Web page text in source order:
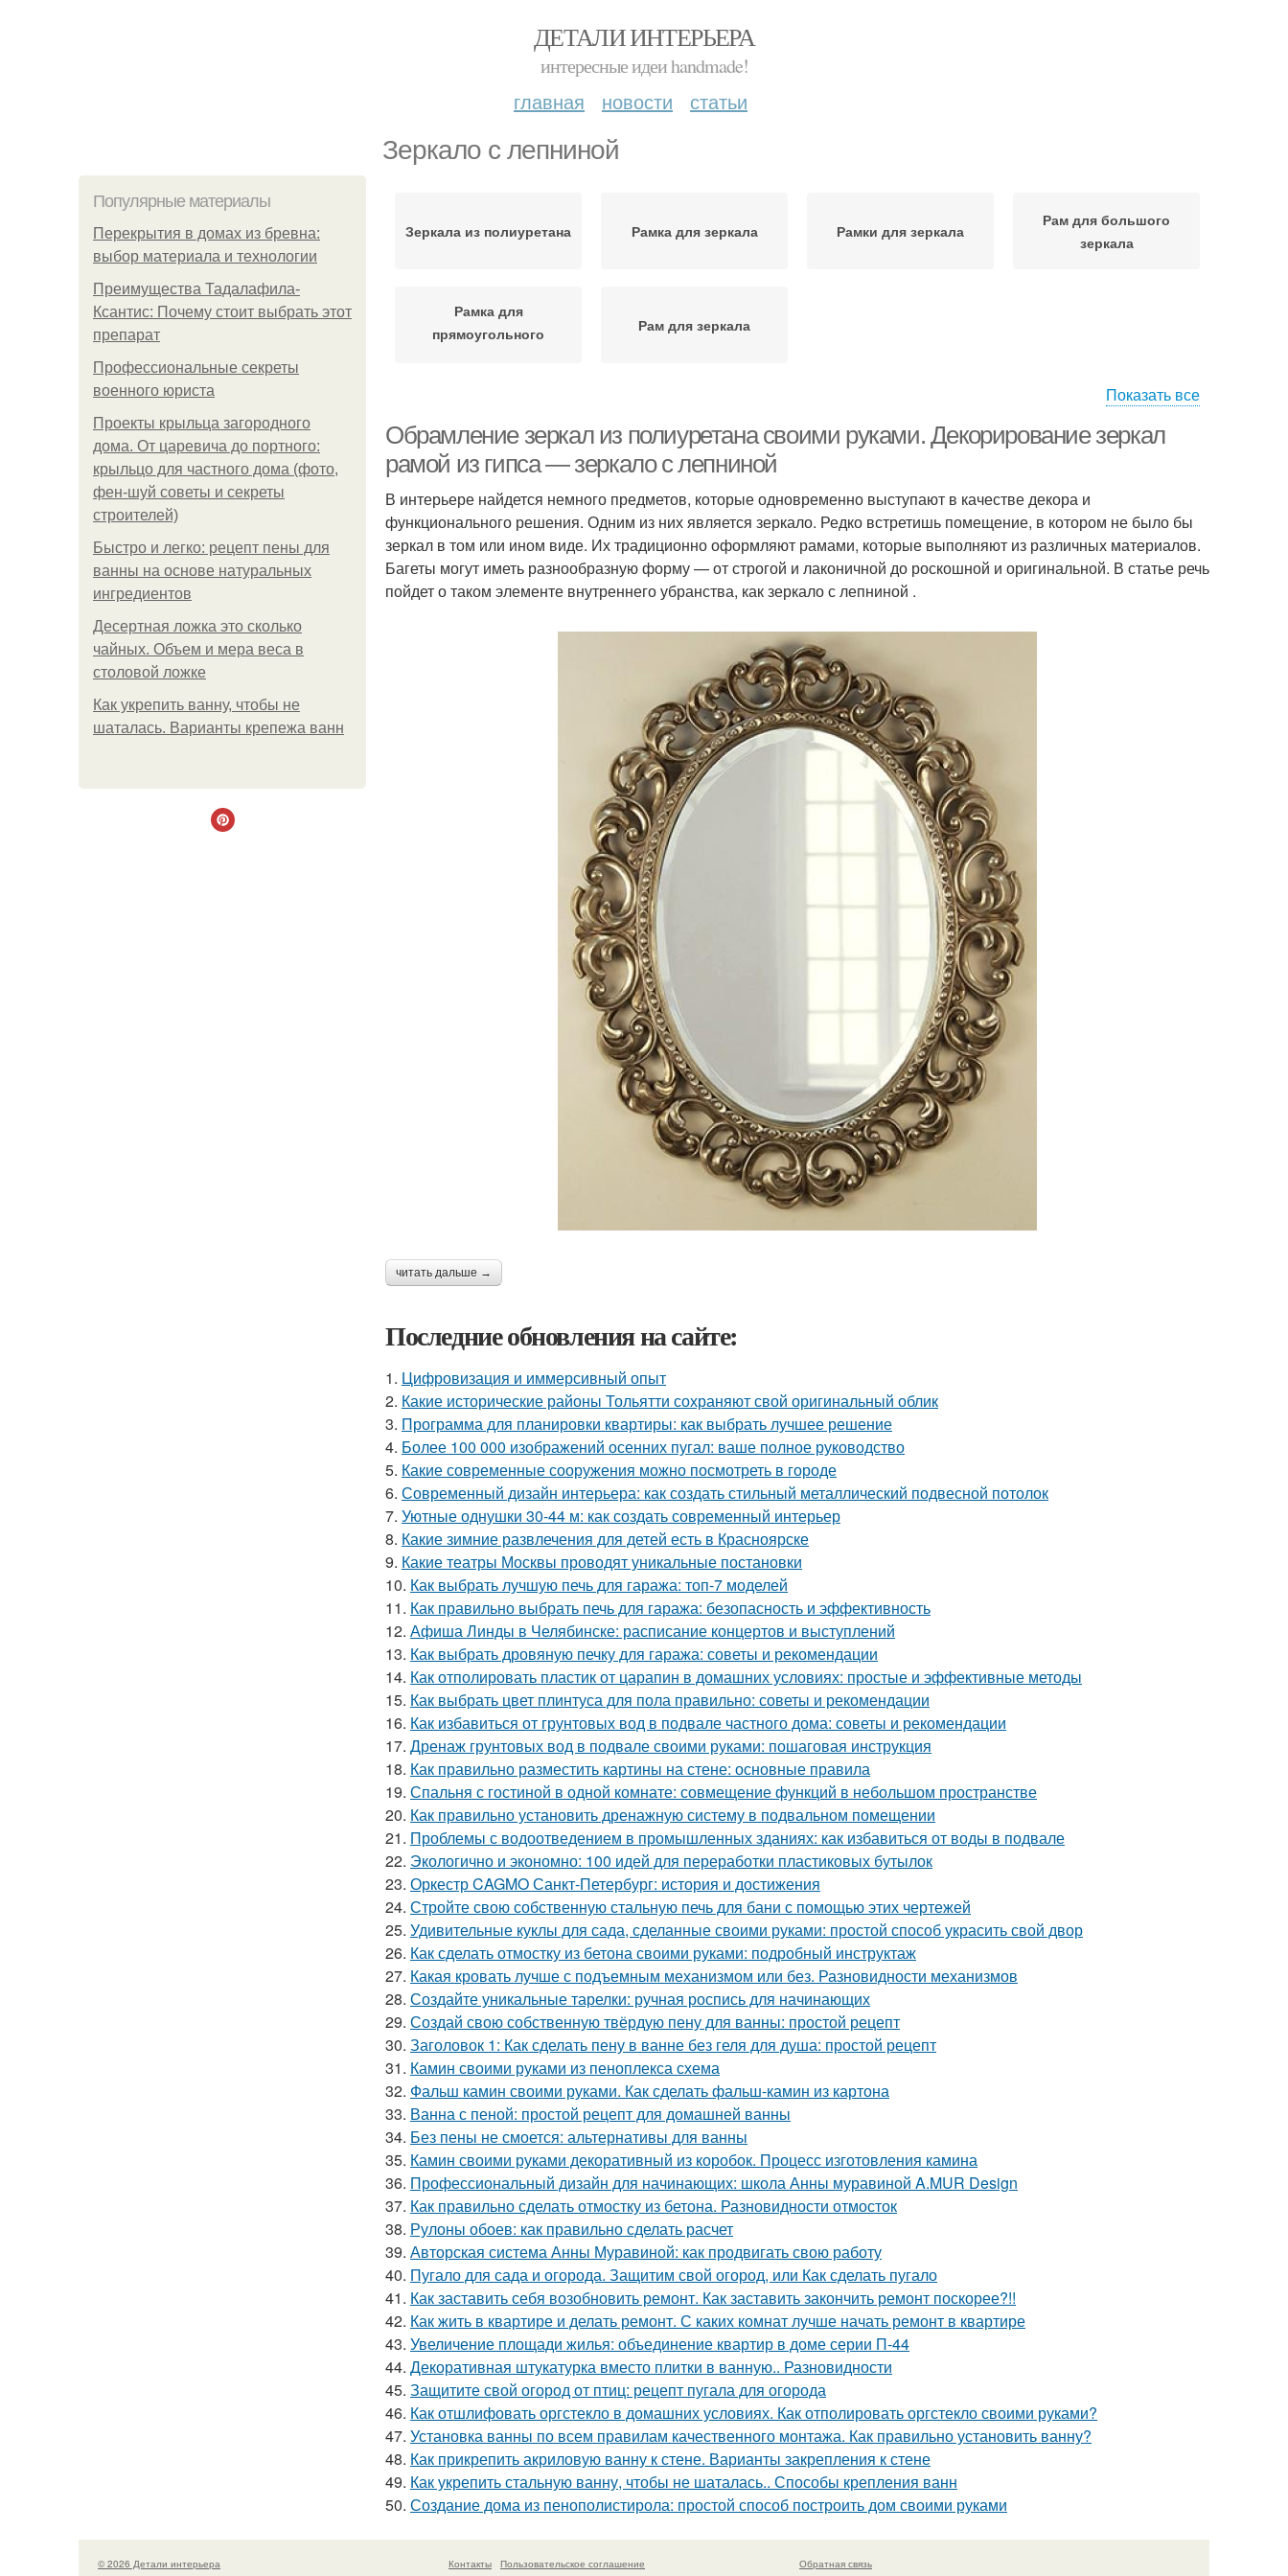
ДЕТАЛИ ИНТЕРЬЕРА
интересные идеи handmade!
главная новости статьи
Зеркало с лепниной
Популярные материалы
Перекрытия в домах из бревна:
выбор материала и технологии
Преимущества Тадалафила-
Ксантис: Почему стоит выбрать этот
препарат
Профессиональные секреты
военного юриста
Проекты крыльца загородного
дома. От царевича до портного:
крыльцо для частного дома (фото,
фен-шуй советы и секреты
строителей)
Быстро и легко: рецепт пены для
ванны на основе натуральных
ингредиентов
Десертная ложка это сколько
чайных. Объем и мера веса в
столовой ложке
Как укрепить ванну, чтобы не
шаталась. Варианты крепежа ванн
Зеркала из полиуретана Рамка для зеркала Рамки для зеркала
Рам для большого
зеркала
Рамка для
прямоугольного
Рам для зеркала
Показать все
Обрамление зеркал из полиуретана своими руками. Декорирование зеркал
рамой из гипса — зеркало с лепниной
В интерьере найдется немного предметов, которые одновременно выступают в качестве декора и
функционального решения. Одним из них является зеркало. Редко встретишь помещение, в котором не было бы
зеркал в том или ином виде. Их традиционно оформляют рамами, которые выполняют из различных материалов.
Багеты могут иметь разнообразную форму — от строгой и лаконичной до роскошной и оригинальной. В статье речь
пойдет о таком элементе внутреннего убранства, как зеркало с лепниной .
читать дальше →
Последние обновления на сайте:
1. Цифровизация и иммерсивный опыт
2. Какие исторические районы Тольятти сохраняют свой оригинальный облик
3. Программа для планировки квартиры: как выбрать лучшее решение
4. Более 100 000 изображений осенних пугал: ваше полное руководство
5. Какие современные сооружения можно посмотреть в городе
6. Современный дизайн интерьера: как создать стильный металлический подвесной потолок
7. Уютные однушки 30-44 м: как создать современный интерьер
8. Какие зимние развлечения для детей есть в Красноярске
9. Какие театры Москвы проводят уникальные постановки
10. Как выбрать лучшую печь для гаража: топ-7 моделей
11. Как правильно выбрать печь для гаража: безопасность и эффективность
12. Афиша Линды в Челябинске: расписание концертов и выступлений
13. Как выбрать дровяную печку для гаража: советы и рекомендации
14. Как отполировать пластик от царапин в домашних условиях: простые и эффективные методы
15. Как выбрать цвет плинтуса для пола правильно: советы и рекомендации
16. Как избавиться от грунтовых вод в подвале частного дома: советы и рекомендации
17. Дренаж грунтовых вод в подвале своими руками: пошаговая инструкция
18. Как правильно разместить картины на стене: основные правила
19. Спальня с гостиной в одной комнате: совмещение функций в небольшом пространстве
20. Как правильно установить дренажную систему в подвальном помещении
21. Проблемы с водоотведением в промышленных зданиях: как избавиться от воды в подвале
22. Экологично и экономно: 100 идей для переработки пластиковых бутылок
23. Оркестр CAGMO Санкт-Петербург: история и достижения
24. Стройте свою собственную стальную печь для бани с помощью этих чертежей
25. Удивительные куклы для сада, сделанные своими руками: простой способ украсить свой двор
26. Как сделать отмостку из бетона своими руками: подробный инструктаж
27. Какая кровать лучше с подъемным механизмом или без. Разновидности механизмов
28. Создайте уникальные тарелки: ручная роспись для начинающих
29. Создай свою собственную твёрдую пену для ванны: простой рецепт
30. Заголовок 1: Как сделать пену в ванне без геля для душа: простой рецепт
31. Камин своими руками из пеноплекса схема
32. Фальш камин своими руками. Как сделать фальш-камин из картона
33. Ванна с пеной: простой рецепт для домашней ванны
34. Без пены не смоется: альтернативы для ванны
35. Камин своими руками декоративный из коробок. Процесс изготовления камина
36. Профессиональный дизайн для начинающих: школа Анны муравиной A.MUR Design
37. Как правильно сделать отмостку из бетона. Разновидности отмосток
38. Рулоны обоев: как правильно сделать расчет
39. Авторская система Анны Муравиной: как продвигать свою работу
40. Пугало для сада и огорода. Защитим свой огород, или Как сделать пугало
41. Как заставить себя возобновить ремонт. Как заставить закончить ремонт поскорее?!!
42. Как жить в квартире и делать ремонт. С каких комнат лучше начать ремонт в квартире
43. Увеличение площади жилья: объединение квартир в доме серии П-44
44. Декоративная штукатурка вместо плитки в ванную.. Разновидности
45. Защитите свой огород от птиц: рецепт пугала для огорода
46. Как отшлифовать оргстекло в домашних условиях. Как отполировать оргстекло своими руками?
47. Установка ванны по всем правилам качественного монтажа. Как правильно установить ванну?
48. Как прикрепить акриловую ванну к стене. Варианты закрепления к стене
49. Как укрепить стальную ванну, чтобы не шаталась.. Способы крепления ванн
50. Создание дома из пенополистирола: простой способ построить дом своими руками
© 2026 Детали интерьера Контакты Пользовательское соглашение Обратная связь